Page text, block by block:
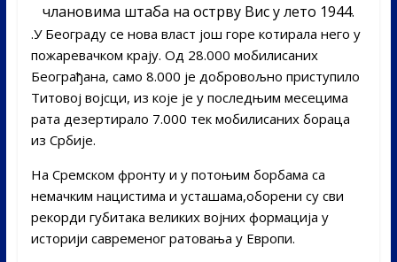
члановима штаба на острву Вис у лето 1944.
.У Београду се нова власт још горе котирала него у
пожаревачком крају. Од 28.000 мобилисаних
Београђана, само 8.000 је добровољно приступило
Титовој војсци, из које је у последњим месецима
рата дезертирало 7.000 тек мобилисаних бораца
из Србије.
На Сремском фронту и у потоњим борбама са
немачким нацистима и усташама,оборени су сви
рекорди губитака великих војних формација у
историји савременог ратовања у Европи.